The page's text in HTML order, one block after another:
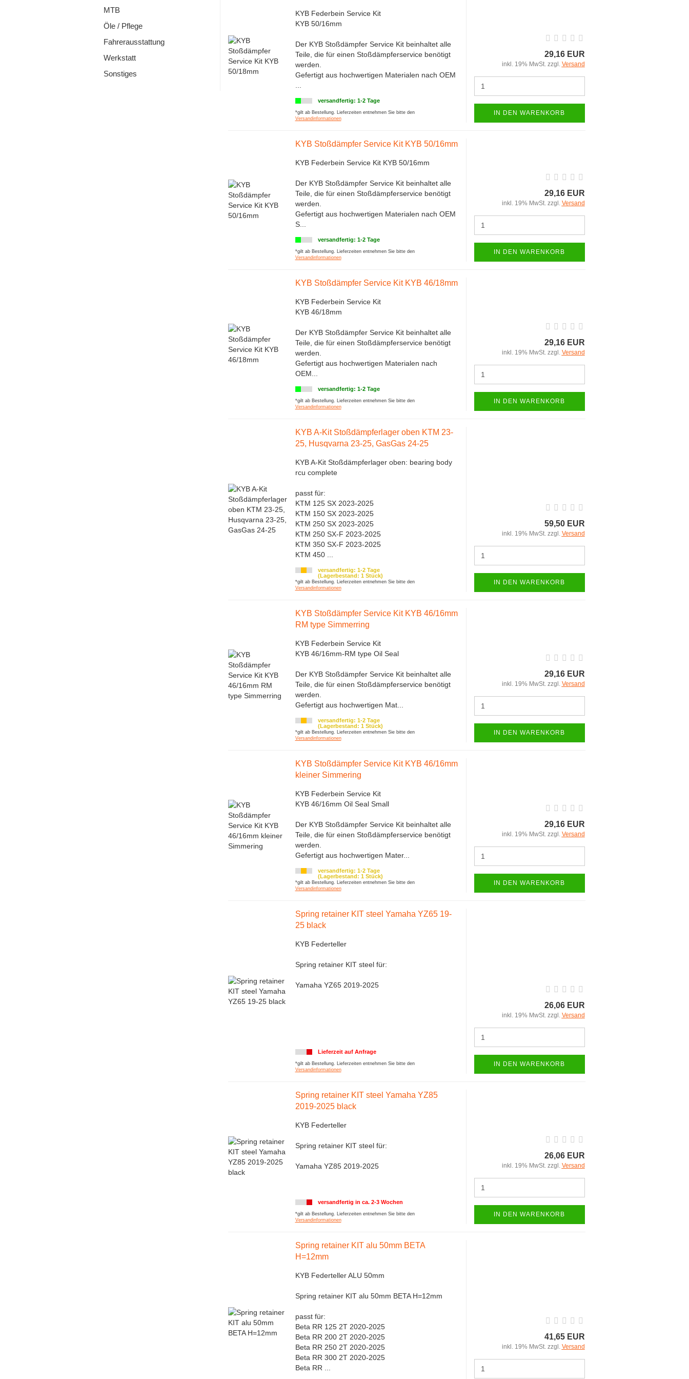
MTB
Öle / Pflege
Fahrerausstattung
Werkstatt
Sonstiges
KYB Federbein Service Kit
KYB 50/16mm
Der KYB Stoßdämpfer Service Kit beinhaltet alle
Teile, die für einen Stoßdämpferservice benötigt
werden.
Gefertigt aus hochwertigen Materialen nach OEM
...
versandfertig: 1-2 Tage
*gilt ab Bestellung. Lieferzeiten entnehmen Sie bitte den
Versandinformationen
29,16 EUR
inkl. 19% MwSt. zzgl. Versand
IN DEN WARENKORB
KYB Stoßdämpfer Service Kit KYB 50/16mm
KYB Federbein Service Kit KYB 50/16mm
Der KYB Stoßdämpfer Service Kit beinhaltet alle
Teile, die für einen Stoßdämpferservice benötigt
werden.
Gefertigt aus hochwertigen Materialen nach OEM
S...
versandfertig: 1-2 Tage
*gilt ab Bestellung. Lieferzeiten entnehmen Sie bitte den
Versandinformationen
29,16 EUR
inkl. 19% MwSt. zzgl. Versand
IN DEN WARENKORB
KYB Stoßdämpfer Service Kit KYB 46/18mm
KYB Federbein Service Kit
KYB 46/18mm
Der KYB Stoßdämpfer Service Kit beinhaltet alle
Teile, die für einen Stoßdämpferservice benötigt
werden.
Gefertigt aus hochwertigen Materialen nach
OEM...
versandfertig: 1-2 Tage
*gilt ab Bestellung. Lieferzeiten entnehmen Sie bitte den
Versandinformationen
29,16 EUR
inkl. 19% MwSt. zzgl. Versand
IN DEN WARENKORB
KYB A-Kit Stoßdämpferlager oben KTM 23-
25, Husqvarna 23-25, GasGas 24-25
KYB A-Kit Stoßdämpferlager oben: bearing body
rcu complete
passt für:
KTM 125 SX 2023-2025
KTM 150 SX 2023-2025
KTM 250 SX 2023-2025
KTM 250 SX-F 2023-2025
KTM 350 SX-F 2023-2025
KTM 450 ...
versandfertig: 1-2 Tage
(Lagerbestand: 1 Stück)
*gilt ab Bestellung. Lieferzeiten entnehmen Sie bitte den
Versandinformationen
59,50 EUR
inkl. 19% MwSt. zzgl. Versand
IN DEN WARENKORB
KYB Stoßdämpfer Service Kit KYB 46/16mm
RM type Simmerring
KYB Federbein Service Kit
KYB 46/16mm-RM type Oil Seal
Der KYB Stoßdämpfer Service Kit beinhaltet alle
Teile, die für einen Stoßdämpferservice benötigt
werden.
Gefertigt aus hochwertigen Mat...
versandfertig: 1-2 Tage
(Lagerbestand: 1 Stück)
*gilt ab Bestellung. Lieferzeiten entnehmen Sie bitte den
Versandinformationen
29,16 EUR
inkl. 19% MwSt. zzgl. Versand
IN DEN WARENKORB
KYB Stoßdämpfer Service Kit KYB 46/16mm
kleiner Simmering
KYB Federbein Service Kit
KYB 46/16mm Oil Seal Small
Der KYB Stoßdämpfer Service Kit beinhaltet alle
Teile, die für einen Stoßdämpferservice benötigt
werden.
Gefertigt aus hochwertigen Mater...
versandfertig: 1-2 Tage
(Lagerbestand: 1 Stück)
*gilt ab Bestellung. Lieferzeiten entnehmen Sie bitte den
Versandinformationen
29,16 EUR
inkl. 19% MwSt. zzgl. Versand
IN DEN WARENKORB
Spring retainer KIT steel Yamaha YZ65 19-
25 black
KYB Federteller
Spring retainer KIT steel für:
Yamaha YZ65 2019-2025
Lieferzeit auf Anfrage
*gilt ab Bestellung. Lieferzeiten entnehmen Sie bitte den
Versandinformationen
26,06 EUR
inkl. 19% MwSt. zzgl. Versand
IN DEN WARENKORB
Spring retainer KIT steel Yamaha YZ85
2019-2025 black
KYB Federteller
Spring retainer KIT steel für:
Yamaha YZ85 2019-2025
versandfertig in ca. 2-3 Wochen
*gilt ab Bestellung. Lieferzeiten entnehmen Sie bitte den
Versandinformationen
26,06 EUR
inkl. 19% MwSt. zzgl. Versand
IN DEN WARENKORB
Spring retainer KIT alu 50mm BETA
H=12mm
KYB Federteller ALU 50mm
Spring retainer KIT alu 50mm BETA H=12mm
passt für:
Beta RR 125 2T 2020-2025
Beta RR 200 2T 2020-2025
Beta RR 250 2T 2020-2025
Beta RR 300 2T 2020-2025
Beta RR ...
41,65 EUR
inkl. 19% MwSt. zzgl. Versand